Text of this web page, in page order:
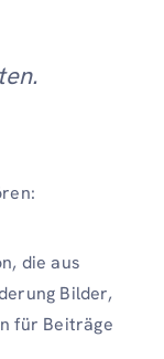
die aus
Bilder,
für Beiträge